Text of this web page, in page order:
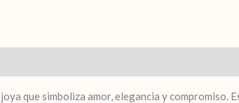
que simboliza amor, elegancia y